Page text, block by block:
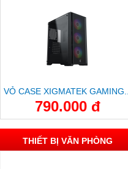
VỎ CASE XIGMATEK GAMING...
790.000 đ
THIẾT BỊ VĂN PHÒNG